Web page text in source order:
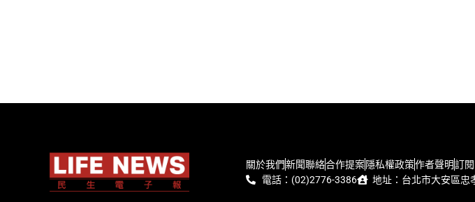
關於我們新聞聯絡合作提案隱私權政策作者聲明訂閱
電話：(02)2776-3386
地址：台北市大安區忠